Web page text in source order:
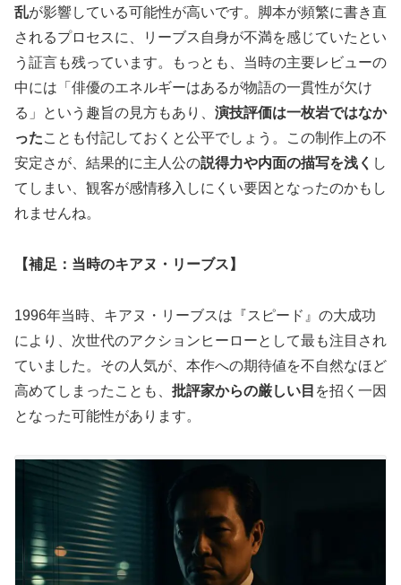
乱が影響している可能性が高いです。脚本が頻繁に書き直
されるプロセスに、リーブス自身が不満を感じていたとい
う証言も残っています。もっとも、当時の主要レビューの
中には「俳優のエネルギーはあるが物語の一貫性が欠け
る」という趣旨の見方もあり、 演技評価は一枚岩ではなか
ったことも付記しておくと公平でしょう。この制作上の不
安定さが、結果的に主人公の説得力や内面の描写を浅く し
てしまい、観客が感情移入しにくい要因となったのかもし
れませんね。
【補足：当時のキアヌ・リーブス】
1996年当時、キアヌ・リーブスは『スピード』の大成功
により、次世代のアクションヒーローとして最も注目され
ていました。その人気が、本作への期待値を不自然なほど
高めてしまったことも、 批評家からの厳しい目 を招く一因
となった可能性があります。